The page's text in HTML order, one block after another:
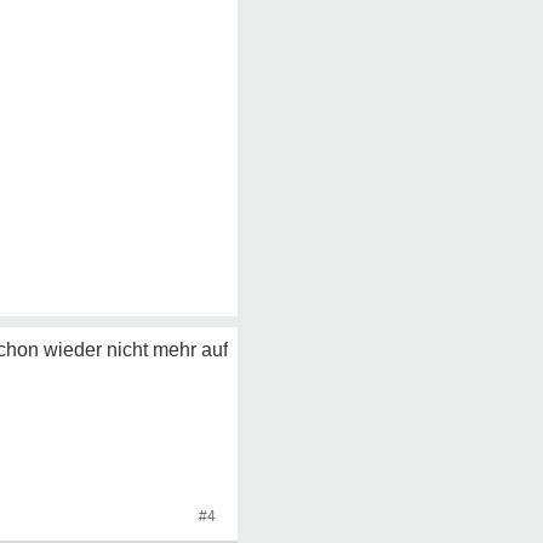
wieder nicht mehr auf
#4